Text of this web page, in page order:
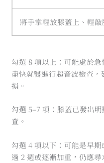
將手掌輕放膝蓋上、輕敲
勾選 8 項以上：可能處於
盡快就醫進行超音波檢查
損。
勾選 5–7 項：膝蓋已發出
查。
勾選 4 項以下：可能是早
過 2 週或逐漸加重，仍應尋